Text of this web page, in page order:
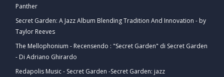
Panther
Secret Garden: A Jazz Album Blending Tradition And Innovation - by
Taylor Reeves
The Mellophonium - Recensendo : "Secret Garden" di Secret Garden
- Di Adriano Ghirardo
Redapolis Music - Secret Garden -Secret Garden: jazz